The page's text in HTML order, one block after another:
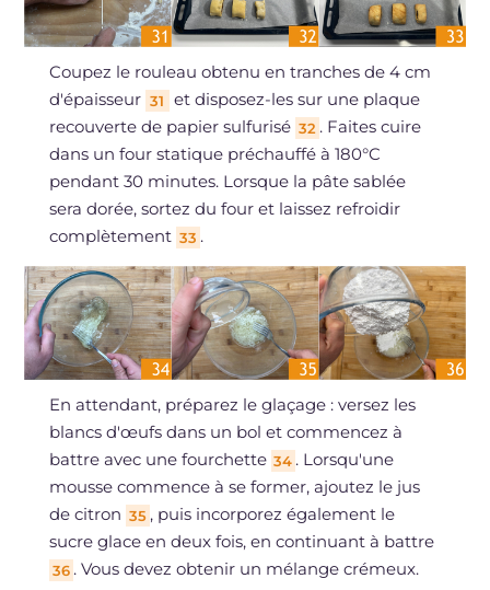
Coupez le rouleau obtenu en tranches de 4 cm
d'épaisseur 31
et disposez-les sur une plaque
recouverte de papier sulfurisé 32 . Faites cuire
dans un four statique préchauffé à 180°C
pendant 30 minutes. Lorsque la pâte sablée
sera dorée, sortez du four et laissez refroidir
complètement 33 .
En attendant, préparez le glaçage : versez les
blancs d'œufs dans un bol et commencez à
battre avec une fourchette 34 . Lorsqu'une
mousse commence à se former, ajoutez le jus
de citron 35 , puis incorporez également le
sucre glace en deux fois, en continuant à battre
36 . Vous devez obtenir un mélange crémeux.